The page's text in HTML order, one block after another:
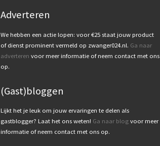
Adverteren
We hebben een actie lopen: voor €25 staat jouw product
of dienst prominent vermeld op zwanger024.nl. Ga naar
adverteren voor meer informatie of neem contact met ons
op.
(Gast)bloggen
Lijkt het je leuk om jouw ervaringen te delen als
gastblogger? Laat het ons weten! Ga naar blog voor meer
informatie of neem contact met ons op.